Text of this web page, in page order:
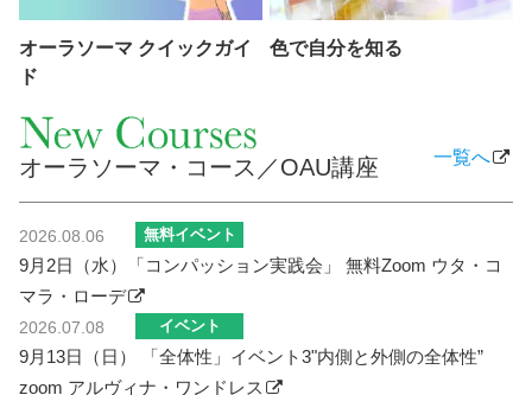
オーラソーマ クイックガイ
ド
色で自分を知る
オーラソーマ・コース／OAU講座 一覧へ
2026.08.06 無料イベント
9月2日（水）「コンパッション実践会」 無料Zoom ウタ・コ
マラ・ローデ
2026.07.08 イベント
9月13日（日） 「全体性」イベント3"内側と外側の全体性”
zoom アルヴィナ・ワンドレス